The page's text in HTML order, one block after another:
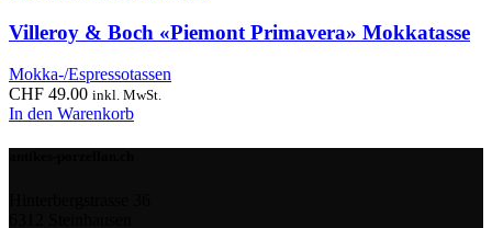
Villeroy & Boch «Piemont Primavera» Mokkatasse
Mokka-/Espressotassen
CHF 49.00 inkl. MwSt.
In den Warenkorb